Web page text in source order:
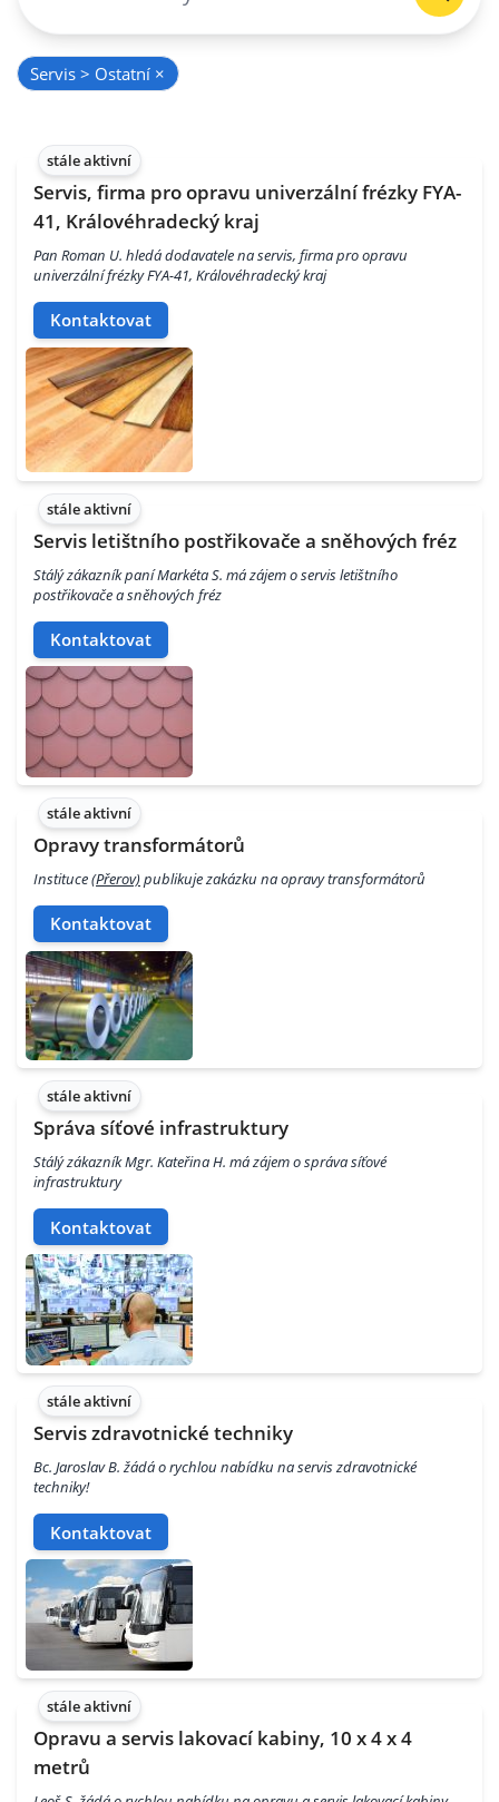
Servis > Ostatní ×
stále aktivní
Servis, firma pro opravu univerzální frézky FYA-
41, Královéhradecký kraj
Pan Roman U. hledá dodavatele na servis, firma pro opravu
univerzální frézky FYA-41, Královéhradecký kraj
Kontaktovat
stále aktivní
Servis letištního postřikovače a sněhových fréz
Stálý zákazník paní Markéta S. má zájem o servis letištního
postřikovače a sněhových fréz
Kontaktovat
stále aktivní
Opravy transformátorů
Instituce(Přerov)publikuje zakázku na opravy transformátorů
Kontaktovat
stále aktivní
Správa síťové infrastruktury
Stálý zákazník Mgr. Kateřina H. má zájem o správa síťové
infrastruktury
Kontaktovat
stále aktivní
Servis zdravotnické techniky
Bc. Jaroslav B. žádá o rychlou nabídku na servis zdravotnické
techniky!
Kontaktovat
stále aktivní
Opravu a servis lakovací kabiny, 10 x 4 x 4
metrů